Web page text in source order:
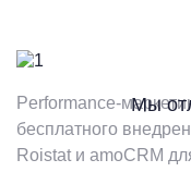
Мы
Performance-
бесплатного
Roistat и amoCRM